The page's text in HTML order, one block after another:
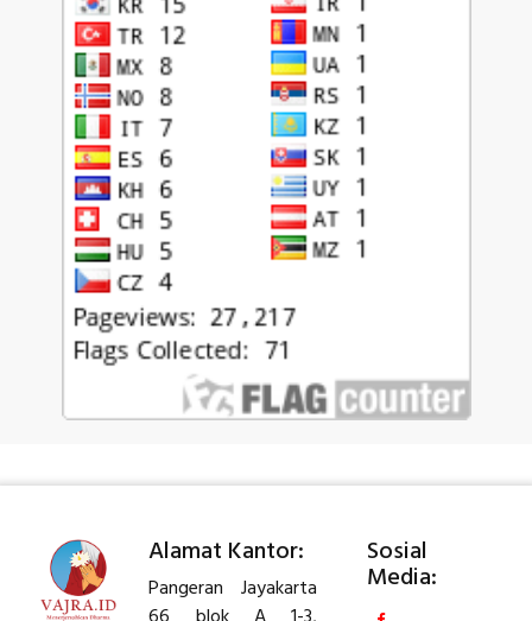
Alamat Kantor:
Pangeran Jayakarta
Sosial
Media: